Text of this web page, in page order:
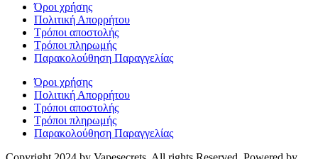
Όροι χρήσης
Πολιτική Απορρήτου
Τρόποι αποστολής
Τρόποι πληρωμής
Παρακολούθηση Παραγγελίας
Όροι χρήσης
Πολιτική Απορρήτου
Τρόποι αποστολής
Τρόποι πληρωμής
Παρακολούθηση Παραγγελίας